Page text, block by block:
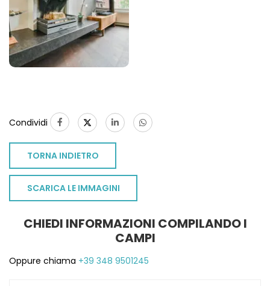
Condividi
TORNA INDIETRO
SCARICA LE IMMAGINI
CHIEDI INFORMAZIONI COMPILANDO I
CAMPI
Oppure chiama +39 348 9501245